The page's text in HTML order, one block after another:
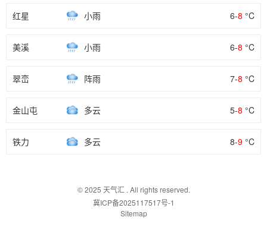
红星 小雨 6-8 °C
美溪 小雨 6-8 °C
翠峦 阵雨 7-8 °C
金山屯 多云 5-8 °C
铁力 多云 8-9 °C
© 2025 天气汇. All rights reserved.
冀ICP备2025117517号-1
Sitemap